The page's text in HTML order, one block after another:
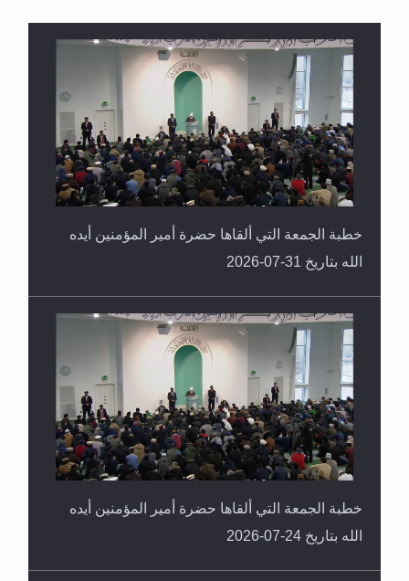
حقيقة المسيح الدجال
خطب الجمعة الأخيرة
خطبة الجمعة التي ألقاها حضرة أمير المؤمنين أيده
الله بتاريخ 31-07-2026
خطبة الجمعة التي ألقاها حضرة أمير المؤمنين أيده
الله بتاريخ 24-07-2026